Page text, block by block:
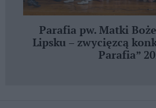
Parafia pw. Matki
Lipsku – zwycięzcą
Parafia”